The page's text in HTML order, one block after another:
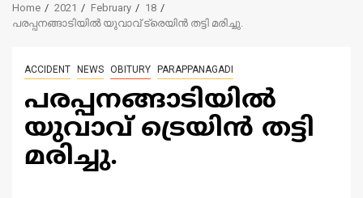
Home 2021 February
18
പരപ്പനങ്ങാടിയിൽ യുവാവ് ട്രെയിൻ തട്ടി മരിച്ചു.
ACCIDENT NEWS OBITURY PARAPPANAGADI
പരപ്പനങ്ങാടിയിൽ
യുവാവ് ട്രെയിൻ തട്ടി
മരിച്ചു.